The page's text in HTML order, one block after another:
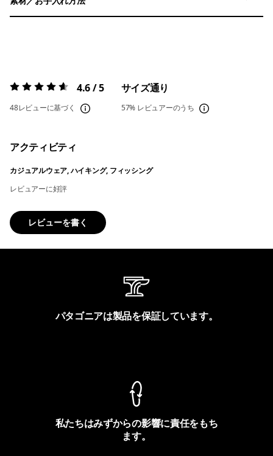
評価:4.6 / 5 4.6 / 5
48レビューに基づく
サイズ通り
57% レビュアーのうち
アクティビティ
カジュアルウェア, ハイキング, フィッシング
レビュアーに好評
レビューを書く
パタゴニアは製品を保証しています。
私たちはみずからの影響に責任をもち
ます。